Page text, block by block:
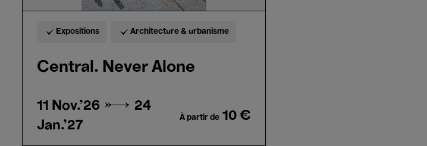
Expositions Architecture & urbanisme
Central. Never Alone
11 Nov.'26 → 24
Jan.'27
À partir de 10 €